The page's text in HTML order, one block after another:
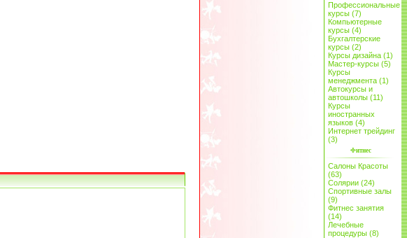
Профессиональные
курсы (7)
Компьютерные
курсы (4)
Бухгалтерские
курсы (2)
Курсы дизайна (1)
Мастер-курсы (5)
Курсы
менеджмента (1)
Автокурсы и
автошколы (11)
Курсы
иностранных
языков (4)
Интернет трейдинг
(3)
Фитнес
Салоны Красоты
(63)
Солярии (24)
Спортивные залы
(9)
Фитнес занятия
(14)
Лечебные
процедуры (8)